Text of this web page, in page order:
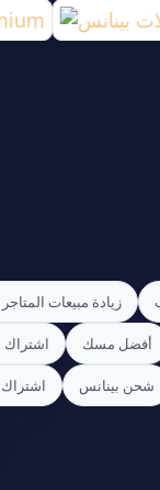
زيادة مبيعات المتاجر
أفضل مسك
شحن بينانس اشتراك osn